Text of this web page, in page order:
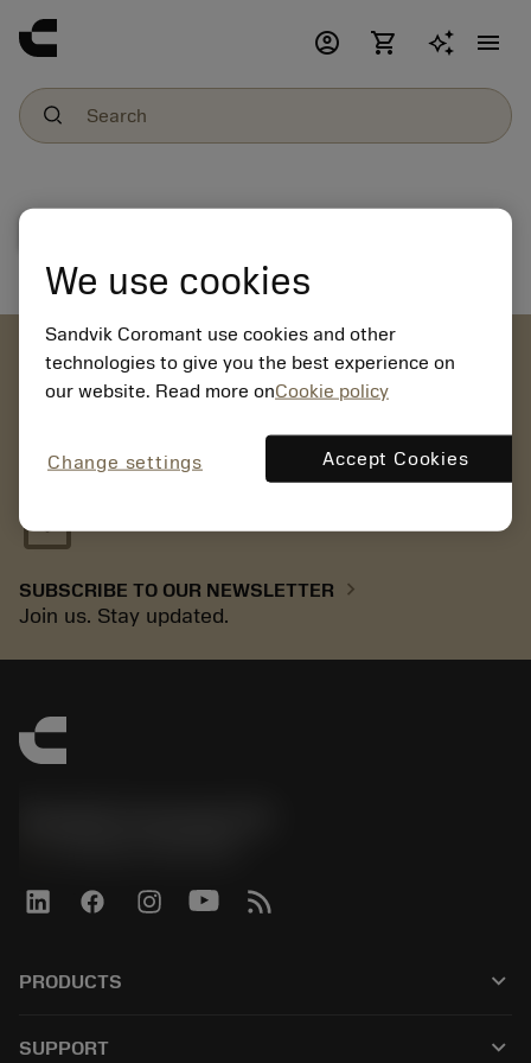
account_circle shopping_cart menu
File download
account_circle
Place orders, view prices and check tool availability
mail
SUBSCRIBE TO OUR NEWSLETTER chevron_right
Join us. Stay updated.
PRODUCTS keyboard_arrow_down
SUPPORT keyboard_arrow_down
We use cookies
Sandvik Coromant use cookies and other
technologies to give you the best experience on
our website. Read more onCookie policy
Change settings Accept Cookies